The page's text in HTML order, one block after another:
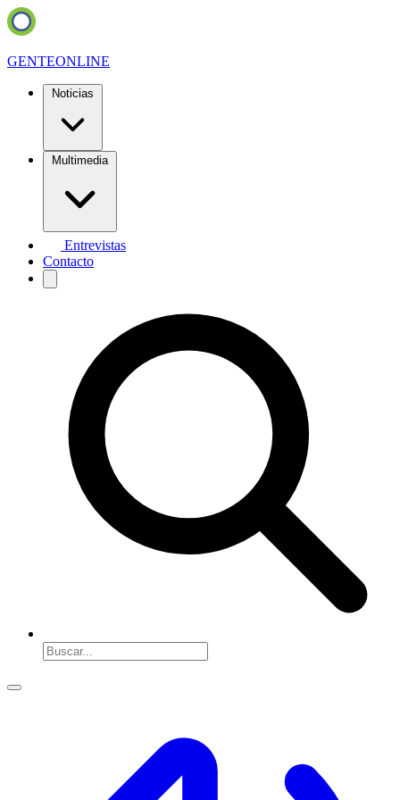
GENTEONLINE
Noticias
Multimedia
Entrevistas
Contacto